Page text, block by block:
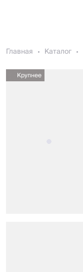
Главная Каталог
Крупнее